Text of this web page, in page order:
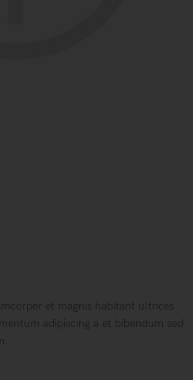
et magnis habitant ultrices
adipiscing a et bibendum sed